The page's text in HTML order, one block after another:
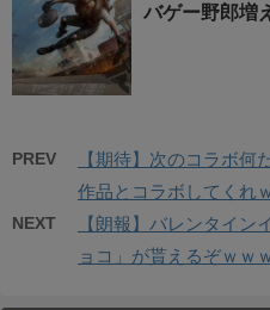
バゲー野郎増
PREV
【期待】次のコラボ
作品とコラボしてくれ
NEXT
【朗報】バレンタイン
ョコ」が貰えるぞｗｗ